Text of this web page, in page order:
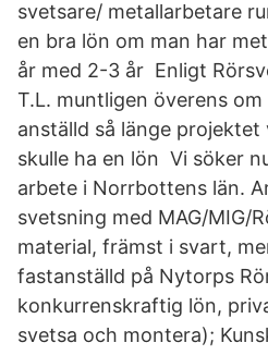
svetsare/ metallarbetare
en bra lön om man har
år med 2-3 år Enligt
T.L. muntligen överens
anställd så länge
skulle ha en lön Vi söker
arbete i Norrbottens län.
svetsning med MAG/MIG/
material, främst i svart,
fastanställd på Nytorps
konkurrenskraftig lön,
svetsa och montera);